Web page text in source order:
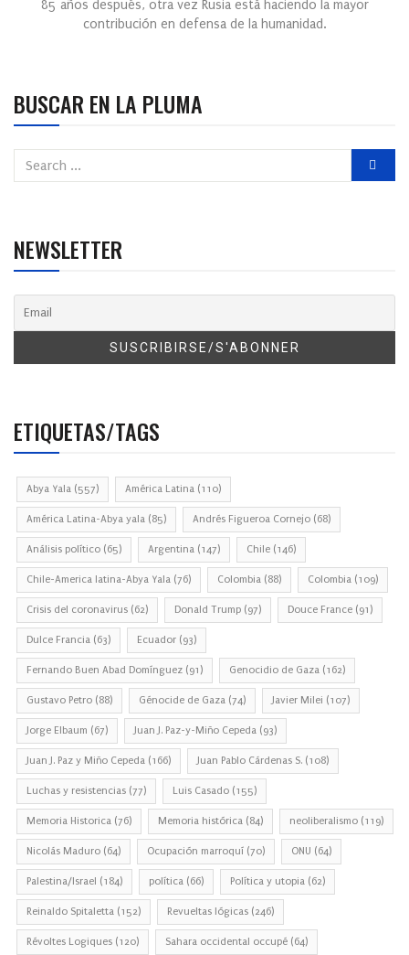
85 años después, otra vez Rusia está haciendo la mayor
contribución en defensa de la humanidad.
BUSCAR EN LA PLUMA
NEWSLETTER
ETIQUETAS/TAGS
Abya Yala (557) América Latina (110)
América Latina-Abya yala (85) Andrés Figueroa Cornejo (68)
Análisis político (65) Argentina (147) Chile (146)
Chile-America latina-Abya Yala (76) Colombia (88) Colombia (109)
Crisis del coronavirus (62) Donald Trump (97) Douce France (91)
Dulce Francia (63) Ecuador (93)
Fernando Buen Abad Domínguez (91) Genocidio de Gaza (162)
Gustavo Petro (88) Génocide de Gaza (74) Javier Milei (107)
Jorge Elbaum (67) Juan J. Paz-y-Miño Cepeda (93)
Juan J. Paz y Miño Cepeda (166) Juan Pablo Cárdenas S. (108)
Luchas y resistencias (77) Luis Casado (155)
Memoria Historica (76) Memoria histórica (84) neoliberalismo (119)
Nicolás Maduro (64) Ocupación marroquí (70) ONU (64)
Palestina/Israel (184) política (66) Política y utopia (62)
Reinaldo Spitaletta (152) Revueltas lógicas (246)
Révoltes Logiques (120) Sahara occidental occupé (64)